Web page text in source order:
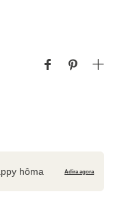
hôma Adira agora